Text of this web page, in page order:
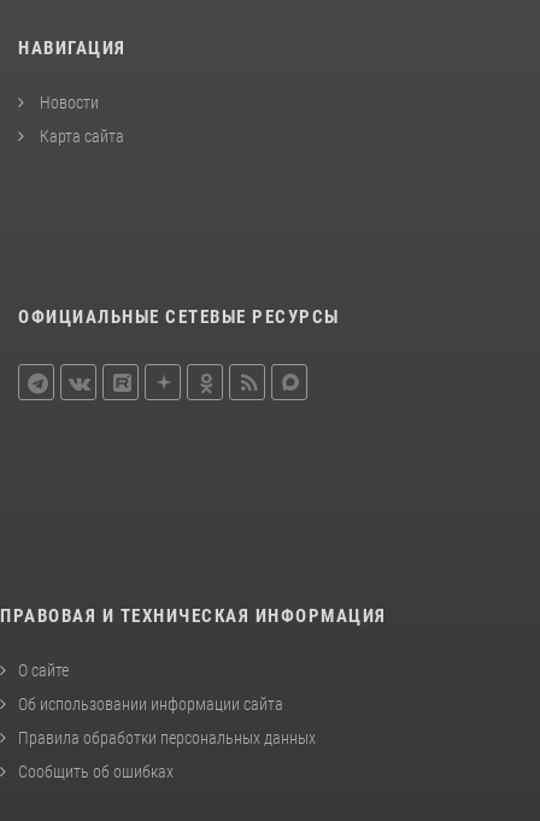
НАВИГАЦИЯ
Новости
Карта сайта
ОФИЦИАЛЬНЫЕ СЕТЕВЫЕ РЕСУРСЫ
ПРАВОВАЯ И ТЕХНИЧЕСКАЯ ИНФОРМАЦИЯ
О сайте
Об использовании информации сайта
Правила обработки персональных данных
Сообщить об ошибках